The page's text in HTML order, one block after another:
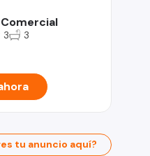
3 3
tu anuncio aquí?